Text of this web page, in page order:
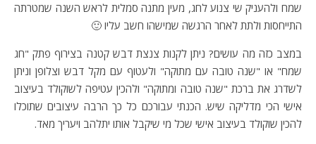
שמח ולהעניק שי צנוע לחג, מעין מתנה סמלית לראש השנה שמטרתה
התייחסות ולתת לאחר הרגשה שמישהו חשב עליו 🙂
במצב כזה מה עושים? ניתן לקנות צנצת דבש קטנה בצירוף פתק "חג
שמח" או "שנה טובה עם מתוקה" ולעטוף עם מקל דבש וצלופן וניתן
לשדרג את ברכת "שנה טובה ומתוקה" ולהכין עטיפה לשוקולד בעיצוב
אישי הכי מדליקה שיש. הכנתי עבורכם כל כך הרבה עיצובים שתוכלו
להכין שוקולד בעיצוב אישי שכל מי שיקבל אותו יתלהב ויעריך מאד.